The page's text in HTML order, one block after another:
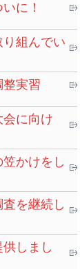
に！
り組んでい
整実習
会に向け
かけをし
を継続し
しまし